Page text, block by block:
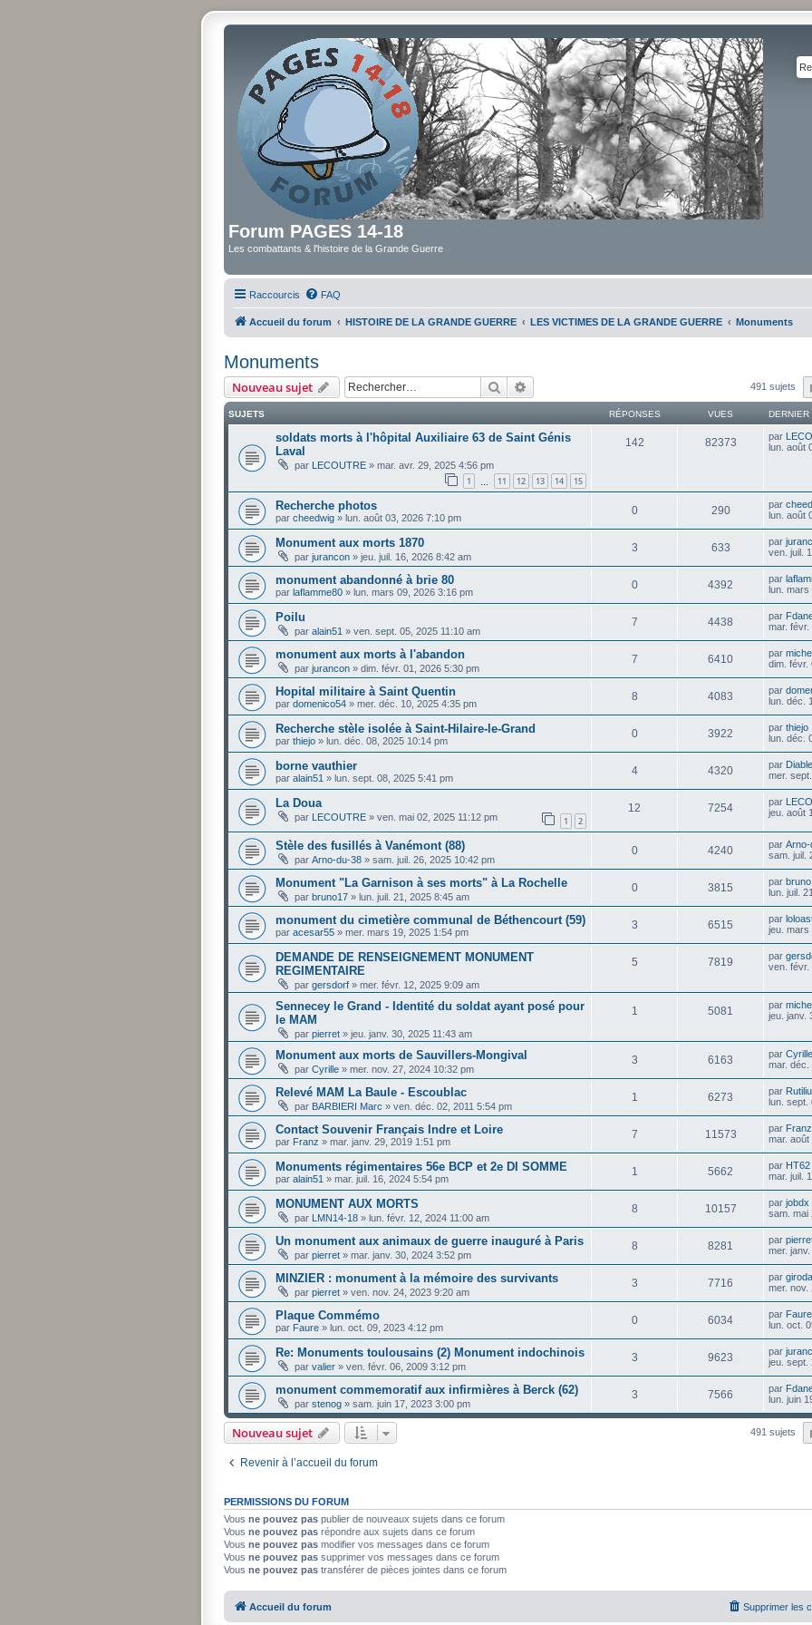
Forum PAGES 14-18
Les combattants & l'histoire de la Grande Guerre
Raccourcis FAQ
Accueil du forum HISTOIRE DE LA GRANDE GUERRE LES VICTIMES DE LA GRANDE GUERRE Monuments
Monuments
Nouveau sujet Rechercher 491 sujets
SUJETS RÉPONSES VUES
soldats morts à l'hôpital Auxiliaire 63 de Saint Génis
Laval
par LECOUTRE » mar. avr. 29, 2025 4:56 pm
1 11 12 13 14 15
142 82373 par
lun. août
Recherche photos
par cheedwig » lun. août 03, 2026 7:10 pm
0 290 par
lun. août
Monument aux morts 1870
par jurancon » jeu. juil. 16, 2026 8:42 am
3 633 par
ven. juil.
monument abandonné à brie 80
par laflamme80 » lun. mars 09, 2026 3:16 pm
0 4392 par
lun. mars
Poilu
par alain51 » ven. sept. 05, 2025 11:10 am
7 4438 par
mar. févr.
monument aux morts à l'abandon
par jurancon » dim. févr. 01, 2026 5:30 pm
7 6410 par
dim. févr.
Hopital militaire à Saint Quentin
par domenico54 » mer. déc. 10, 2025 4:35 pm
8 4083 par
lun. déc.
Recherche stèle isolée à Saint-Hilaire-le-Grand
par thiejo » lun. déc. 08, 2025 10:14 pm
0 3922 par thiejo
lun. déc.
borne vauthier
par alain51 » lun. sept. 08, 2025 5:41 pm
4 4320 par
mer.
La Doua
par LECOUTRE » ven. mai 02, 2025 11:12 pm 1 2
12 7254 par
jeu. août
Stèle des fusillés à Vanémont (88)
par Arno-du-38 » sam. juil. 26, 2025 10:42 pm
0 4240 par Arno-
sam. juil.
Monument "La Garnison à ses morts" à La Rochelle
par bruno17 » lun. juil. 21, 2025 8:45 am
0 3815 par
lun. juil.
monument du cimetière communal de Béthencourt (59)
par acesar55 » mer. mars 19, 2025 1:54 pm
3 6515 par
jeu. mars
DEMANDE DE RENSEIGNEMENT MONUMENT
REGIMENTAIRE
par gersdorf » mer. févr. 12, 2025 9:09 am
5 7819 par
ven. févr.
Sennecey le Grand - Identité du soldat ayant posé pour
le MAM
par pierret » jeu. janv. 30, 2025 11:43 am
1 5081 par
jeu. janv.
Monument aux morts de Sauvillers-Mongival
par Cyrille » mer. nov. 27, 2024 10:32 pm
3 6163 par Cyrille
mar. déc.
Relevé MAM La Baule - Escoublac
par BARBIERI Marc » ven. déc. 02, 2011 5:54 pm
1 6273 par
lun. sept.
Contact Souvenir Français Indre et Loire
par Franz » mar. janv. 29, 2019 1:51 pm
7 11573 par Franz
mar. août
Monuments régimentaires 56e BCP et 2e DI SOMME
par alain51 » mar. juil. 16, 2024 5:54 pm
1 5662 par HT62
mar. juil.
MONUMENT AUX MORTS
par LMN14-18 » lun. févr. 12, 2024 11:00 am
8 10157 par jobdx
sam. mai
Un monument aux animaux de guerre inauguré à Paris
par pierret » mar. janv. 30, 2024 3:52 pm
8 8281 par
mer.
MINZIER : monument à la mémoire des survivants
par pierret » ven. nov. 24, 2023 9:20 am
3 7716 par
mer. nov.
Plaque Commémo
par Faure » lun. oct. 09, 2023 4:12 pm
0 6034 par Faure
lun. oct.
Re: Monuments toulousains (2) Monument indochinois
par valier » ven. févr. 06, 2009 3:12 pm
3 9623 par
jeu. sept.
monument commemoratif aux infirmières à Berck (62)
par stenog » sam. juin 17, 2023 3:00 pm
3 7566 par
lun. juin
Nouveau sujet 491 sujets
Revenir à l’accueil du forum
PERMISSIONS DU FORUM
Vous ne pouvez pas publier de nouveaux sujets dans ce forum
Vous ne pouvez pas répondre aux sujets dans ce forum
Vous ne pouvez pas modifier vos messages dans ce forum
Vous ne pouvez pas supprimer vos messages dans ce forum
Vous ne pouvez pas transférer de pièces jointes dans ce forum
Accueil du forum Supprimer les